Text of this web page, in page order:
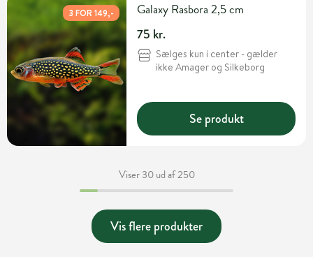
3 FOR 149,- Galaxy Rasbora 2,5 cm
75 kr.
Sælges kun i center - gælder
ikke Amager og Silkeborg
Se produkt
Viser 30 ud af 250
Vis flere produkter